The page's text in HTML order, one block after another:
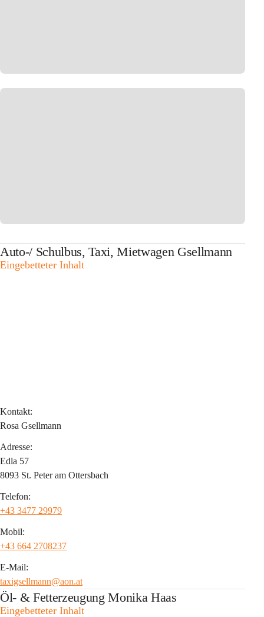
Auto-/ Schulbus, Taxi, Mietwagen Gsellmann
Eingebetteter Inhalt
Kontakt:
Rosa Gsellmann
Adresse:
Edla 57
8093 St. Peter am Ottersbach
Telefon:
+43 3477 29979
Mobil:
+43 664 2708237
E-Mail:
taxigsellmann@aon.at
Öl- & Fetterzeugung Monika Haas
Eingebetteter Inhalt